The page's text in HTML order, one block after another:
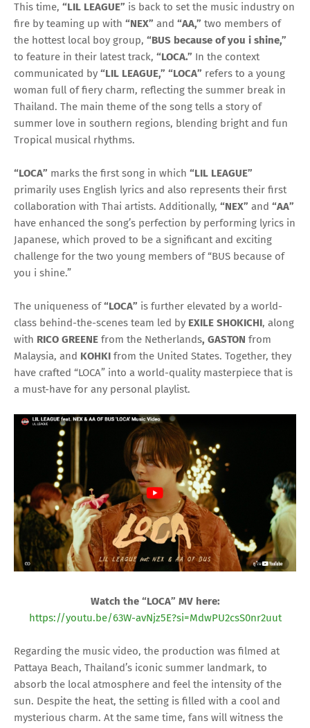
This time, “LIL LEAGUE” is back to set the music industry on
fire by teaming up with “NEX” and “AA,” two members of
the hottest local boy group, “BUS because of you i shine,”
to feature in their latest track, “LOCA.” In the context
communicated by “LIL LEAGUE,” “LOCA” refers to a young
woman full of fiery charm, reflecting the summer break in
Thailand. The main theme of the song tells a story of
summer love in southern regions, blending bright and fun
Tropical musical rhythms.
“LOCA” marks the first song in which “LIL LEAGUE”
primarily uses English lyrics and also represents their first
collaboration with Thai artists. Additionally, “NEX” and “AA”
have enhanced the song’s perfection by performing lyrics in
Japanese, which proved to be a significant and exciting
challenge for the two young members of “BUS because of
you i shine.”
The uniqueness of“LOCA” is further elevated by a world-
class behind-the-scenes team led by EXILE SHOKICHI, along
with RICO GREENE from the Netherlands, GASTON from
Malaysia, and KOHKI from the United States. Together, they
have crafted “LOCA” into a world-quality masterpiece that is
a must-have for any personal playlist.
Watch the “LOCA” MV here:
https://youtu.be/63W-avNjz5E?si=MdwPU2csS0nr2uut
Regarding the music video, the production was filmed at
Pattaya Beach, Thailand’s iconic summer landmark, to
absorb the local atmosphere and feel the intensity of the
sun. Despite the heat, the setting is filled with a cool and
mysterious charm. At the same time, fans will witness the